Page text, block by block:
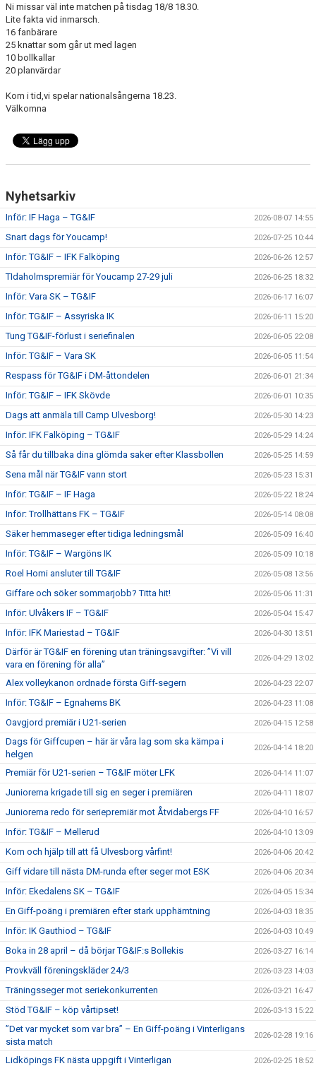
Ni missar väl inte matchen på tisdag 18/8 18.30.
Lite fakta vid inmarsch.
16 fanbärare
25 knattar som går ut med lagen
10 bollkallar
20 planvärdar
Kom i tid,vi spelar nationalsångerna 18.23.
Välkomna
Nyhetsarkiv
Inför: IF Haga – TG&IF 2026-08-07 14:55
Snart dags för Youcamp! 2026-07-25 10:44
Inför: TG&IF – IFK Falköping 2026-06-26 12:57
TIdaholmspremiär för Youcamp 27-29 juli 2026-06-25 18:32
Inför: Vara SK – TG&IF 2026-06-17 16:07
Inför: TG&IF – Assyriska IK 2026-06-11 15:20
Tung TG&IF-förlust i seriefinalen 2026-06-05 22:08
Inför: TG&IF – Vara SK 2026-06-05 11:54
Respass för TG&IF i DM-åttondelen 2026-06-01 21:34
Inför: TG&IF – IFK Skövde 2026-06-01 10:35
Dags att anmäla till Camp Ulvesborg! 2026-05-30 14:23
Inför: IFK Falköping – TG&IF 2026-05-29 14:24
Så får du tillbaka dina glömda saker efter Klassbollen 2026-05-25 14:59
Sena mål när TG&IF vann stort 2026-05-23 15:31
Inför: TG&IF – IF Haga 2026-05-22 18:24
Inför: Trollhättans FK – TG&IF 2026-05-14 08:08
Säker hemmaseger efter tidiga ledningsmål 2026-05-09 16:40
Inför: TG&IF – Wargöns IK 2026-05-09 10:18
Roel Homi ansluter till TG&IF 2026-05-08 13:56
Giffare och söker sommarjobb? Titta hit! 2026-05-06 11:31
Inför: Ulvåkers IF – TG&IF 2026-05-04 15:47
Inför: IFK Mariestad – TG&IF 2026-04-30 13:51
Därför är TG&IF en förening utan träningsavgifter: ”Vi vill
vara en förening för alla”
2026-04-29 13:02
Alex volleykanon ordnade första Giff-segern 2026-04-23 22:07
Inför: TG&IF – Egnahems BK 2026-04-23 11:08
Oavgjord premiär i U21-serien 2026-04-15 12:58
Dags för Giffcupen – här är våra lag som ska kämpa i
helgen
2026-04-14 18:20
Premiär för U21-serien – TG&IF möter LFK 2026-04-14 11:07
Juniorerna krigade till sig en seger i premiären 2026-04-11 18:07
Juniorerna redo för seriepremiär mot Åtvidabergs FF 2026-04-10 16:57
Inför: TG&IF – Mellerud 2026-04-10 13:09
Kom och hjälp till att få Ulvesborg vårfint! 2026-04-06 20:42
Giff vidare till nästa DM-runda efter seger mot ESK 2026-04-06 20:34
Inför: Ekedalens SK – TG&IF 2026-04-05 15:34
En Giff-poäng i premiären efter stark upphämtning 2026-04-03 18:35
Inför: IK Gauthiod – TG&IF 2026-04-03 10:49
Boka in 28 april – då börjar TG&IF:s Bollekis 2026-03-27 16:14
Provkväll föreningskläder 24/3 2026-03-23 14:03
Träningsseger mot seriekonkurrenten 2026-03-21 16:47
Stöd TG&IF – köp vårtipset! 2026-03-13 15:22
”Det var mycket som var bra” – En Giff-poäng i Vinterligans
sista match
2026-02-28 19:16
Lidköpings FK nästa uppgift i Vinterligan 2026-02-25 18:52